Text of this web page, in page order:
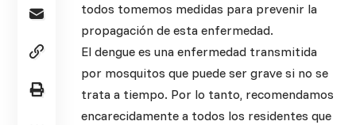
todos tomemos medidas para prevenir la
propagación de esta enfermedad.
El dengue es una enfermedad transmitida
por mosquitos que puede ser grave si no se
trata a tiempo. Por lo tanto, recomendamos
encarecidamente a todos los residentes que